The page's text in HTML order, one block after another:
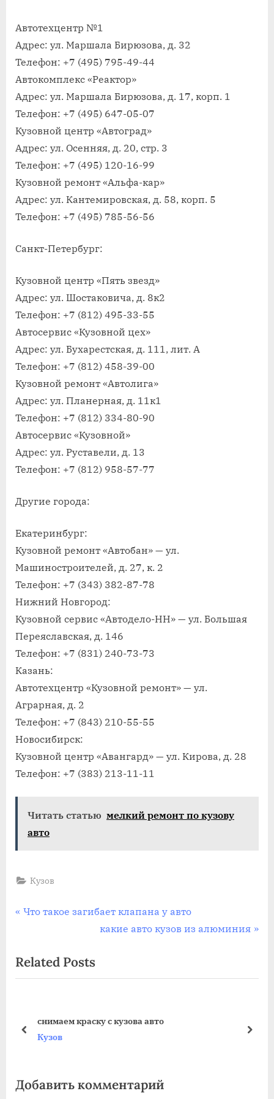
Автотехцентр №1
Адрес: ул. Маршала Бирюзова, д. 32
Телефон: +7 (495) 795-49-44
Автокомплекс «Реактор»
Адрес: ул. Маршала Бирюзова, д. 17, корп. 1
Телефон: +7 (495) 647-05-07
Кузовной центр «Автоград»
Адрес: ул. Осенняя, д. 20, стр. 3
Телефон: +7 (495) 120-16-99
Кузовной ремонт «Альфа-кар»
Адрес: ул. Кантемировская, д. 58, корп. 5
Телефон: +7 (495) 785-56-56
Санкт-Петербург:
Кузовной центр «Пять звезд»
Адрес: ул. Шостаковича, д. 8к2
Телефон: +7 (812) 495-33-55
Автосервис «Кузовной цех»
Адрес: ул. Бухарестская, д. 111, лит. А
Телефон: +7 (812) 458-39-00
Кузовной ремонт «Автолига»
Адрес: ул. Планерная, д. 11к1
Телефон: +7 (812) 334-80-90
Автосервис «Кузовной»
Адрес: ул. Руставели, д. 13
Телефон: +7 (812) 958-57-77
Другие города:
Екатеринбург:
Кузовной ремонт «Автобан» — ул.
Машиностроителей, д. 27, к. 2
Телефон: +7 (343) 382-87-78
Нижний Новгород:
Кузовной сервис «Автодело-НН» — ул. Большая
Переяславская, д. 146
Телефон: +7 (831) 240-73-73
Казань:
Автотехцентр «Кузовной ремонт» — ул.
Аграрная, д. 2
Телефон: +7 (843) 210-55-55
Новосибирск:
Кузовной центр «Авангард» — ул. Кирова, д. 28
Телефон: +7 (383) 213-11-11
Читать статью мелкий ремонт по кузову
авто
Кузов
Навигация
записям
P
v
i
s
s
Что такое загибает клапана у авто
N
t
какие авто кузов из алюминия
Related Posts
снимаем краску с кузова авто
Кузов
prev next
Добавить комментарий